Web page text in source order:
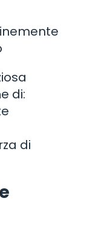
di:
di